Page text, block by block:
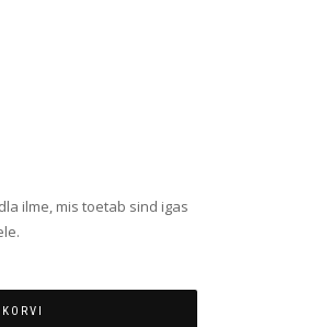
ilme, mis toetab sind igas